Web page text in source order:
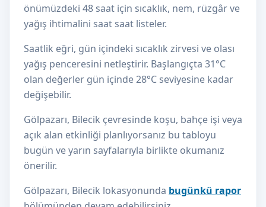
önümüzdeki 48 saat için sıcaklık, nem, rüzgâr ve
yağış ihtimalini saat saat listeler.
Saatlik eğri, gün içindeki sıcaklık zirvesi ve olası
yağış penceresini netleştirir. Başlangıçta 31°C
olan değerler gün içinde 28°C seviyesine kadar
değişebilir.
Gölpazarı, Bilecik çevresinde koşu, bahçe işi veya
açık alan etkinliği planlıyorsanız bu tabloyu
bugün ve yarın sayfalarıyla birlikte okumanız
önerilir.
Gölpazarı, Bilecik lokasyonunda bugünkü rapor